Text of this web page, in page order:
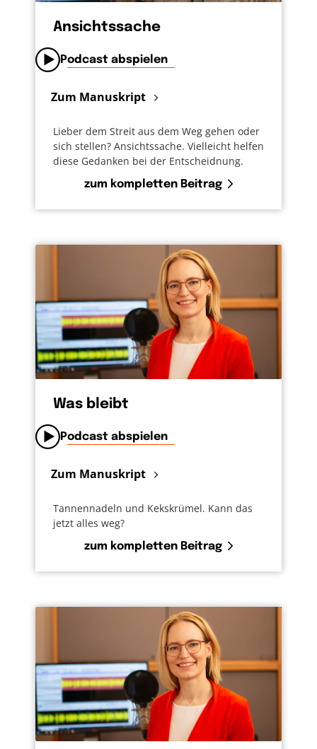
Ansichtssache
Podcast abspielen
Zum Manuskript
Lieber dem Streit aus dem Weg gehen oder
sich stellen? Ansichtssache. Vielleicht helfen
diese Gedanken bei der Entscheidnung.
zum kompletten Beitrag
Was bleibt
Podcast abspielen
Zum Manuskript
Tannennadeln und Kekskrümel. Kann das
jetzt alles weg?
zum kompletten Beitrag